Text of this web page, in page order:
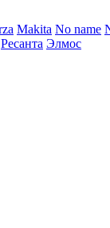
Makita No name
Ресанта Элмос